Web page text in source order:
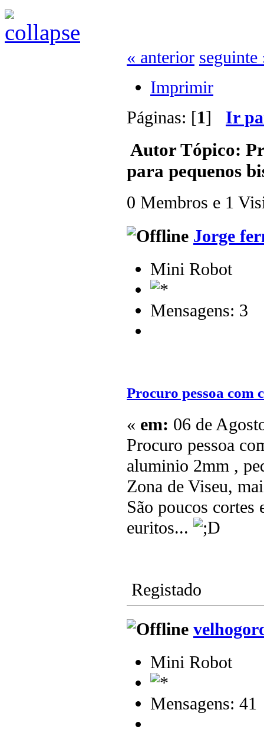
« anterior seguinte
Imprimir
Páginas: [1] Ir
AutorTópico:
para pequenos
0 Membros e 1
Jorge
Mini Robot
Mensagens: 3
Procuro pessoa com
« em: 06 de
Procuro pessoa
aluminio 2mm ,
Zona de Viseu,
São poucos cortes
euritos...
Registado
Mini Robot
Mensagens: 41